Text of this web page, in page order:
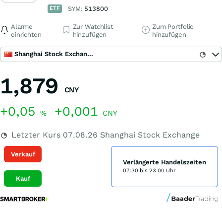
ETF SYM: 513800
Alarme
einrichten
Zur Watchlist
hinzufügen
Zum Portfolio
hinzufügen
Shanghai Stock Exchange
1,879 CNY
+0,05 % +0,001 CNY
Letzter Kurs 07.08.26 Shanghai Stock Exchange
Verkauf
Kauf
Verlängerte Handelszeiten
07:30 bis 23:00 Uhr